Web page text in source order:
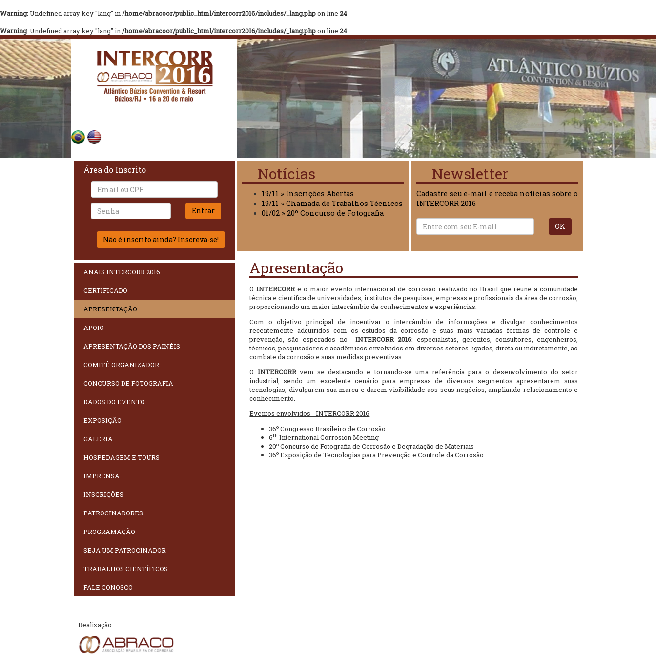
Warning: Undefined array key "lang" in/home/abracoor/public_html/intercorr2016/includes/_lang.phpon line 24
Warning: Undefined array key "lang" in/home/abracoor/public_html/intercorr2016/includes/_lang.phpon line 24
Área do Inscrito
Não é inscrito ainda? Inscreva-se!
ANAIS INTERCORR 2016
CERTIFICADO
APRESENTAÇÃO
APOIO
APRESENTAÇÃO DOS PAINÉIS
COMITÊ ORGANIZADOR
CONCURSO DE FOTOGRAFIA
DADOS DO EVENTO
EXPOSIÇÃO
GALERIA
HOSPEDAGEM E TOURS
IMPRENSA
INSCRIÇÕES
PATROCINADORES
PROGRAMAÇÃO
SEJA UM PATROCINADOR
TRABALHOS CIENTÍFICOS
FALE CONOSCO
Realização:
Notícias
19/11 » Inscrições Abertas
19/11 » Chamada de Trabalhos Técnicos
01/02 » 20º Concurso de Fotografia
Newsletter
Cadastre seu e-mail e receba notícias sobre o
INTERCORR 2016
Apresentação
OINTERCORR é o maior evento internacional de corrosão realizado no Brasil que reúne a comunidade
técnica e científica de universidades, institutos de pesquisas, empresas e profissionais da área de corrosão,
proporcionando um maior intercâmbio de conhecimentos e experiências.
Com o objetivo principal de incentivar o intercâmbio de informações e divulgar conhecimentos
recentemente adquiridos com os estudos da corrosão e suas mais variadas formas de controle e
prevenção, são esperados no INTERCORR 2016: especialistas, gerentes, consultores, engenheiros,
técnicos, pesquisadores e acadêmicos envolvidos em diversos setores ligados, direta ou indiretamente, ao
combate da corrosão e suas medidas preventivas.
O INTERCORRvem se destacando e tornando-se uma referência para o desenvolvimento do setor
industrial, sendo um excelente cenário para empresas de diversos segmentos apresentarem suas
tecnologias, divulgarem sua marca e darem visibilidade aos seus negócios, ampliando relacionamento e
conhecimento.
Eventos envolvidos - INTERCORR 2016
36o Congresso Brasileiro de Corrosão
6th International Corrosion Meeting
20o Concurso de Fotografia de Corrosão e Degradação de Materiais
36o Exposição de Tecnologias para Prevenção e Controle da Corrosão